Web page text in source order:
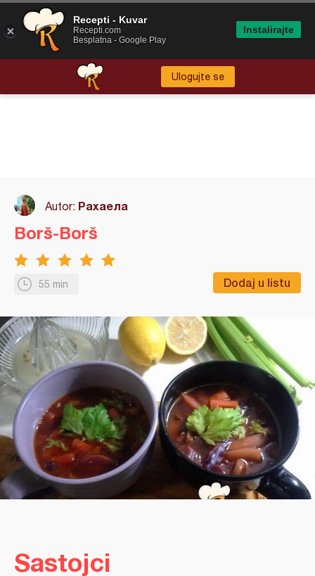
Ulogujte se
Autor: Рахаела
55 min Dodaj u listu
Borš-Borš
Sastojci
Recepti - Kuvar
Recepti.com
Besplatna - Google Play
Instalirajte